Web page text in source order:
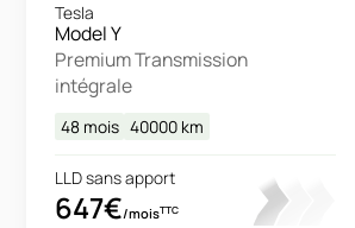
Tesla
Model Y
Premium Transmission
intégrale
48 mois 40000 km
LLD sans apport
647€/moisTTC